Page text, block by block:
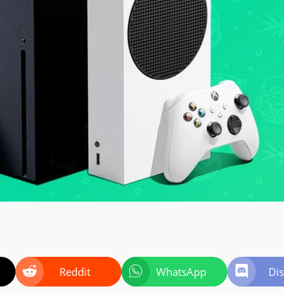
Reddit WhatsApp